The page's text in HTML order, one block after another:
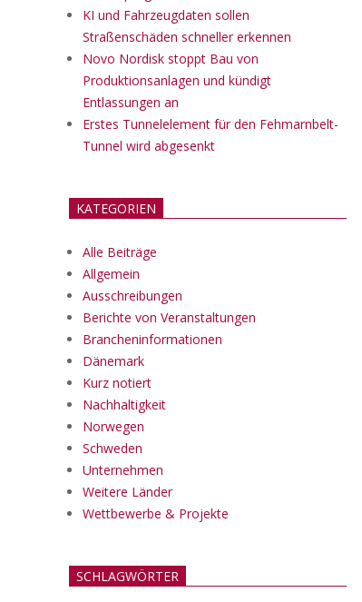
KI und Fahrzeugdaten sollen
Straßenschäden schneller erkennen
Novo Nordisk stoppt Bau von
Produktionsanlagen und kündigt
Entlassungen an
Erstes Tunnelelement für den Fehmarnbelt-
Tunnel wird abgesenkt
KATEGORIEN
Alle Beiträge
Allgemein
Ausschreibungen
Berichte von Veranstaltungen
Brancheninformationen
Dänemark
Kurz notiert
Nachhaltigkeit
Norwegen
Schweden
Unternehmen
Weitere Länder
Wettbewerbe & Projekte
SCHLAGWÖRTER